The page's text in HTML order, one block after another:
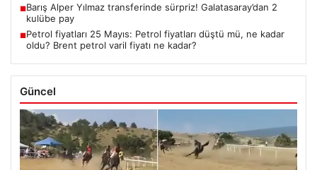
■Barış Alper Yılmaz transferinde sürpriz! Galatasaray’dan 2
kulübe pay
■Petrol fiyatları 25 Mayıs: Petrol fiyatları düştü mü, ne kadar
oldu? Brent petrol varil fiyatı ne kadar?
Güncel